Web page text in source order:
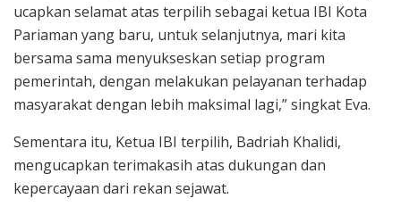
ucapkan selamat atas terpilih sebagai ketua IBI Kota
Pariaman yang baru, untuk selanjutnya, mari kita
bersama sama menyukseskan setiap program
pemerintah, dengan melakukan pelayanan terhadap
masyarakat dengan lebih maksimal lagi,” singkat Eva.
Sementara itu, Ketua IBI terpilih, Badriah Khalidi,
mengucapkan terimakasih atas dukungan dan
kepercayaan dari rekan sejawat.